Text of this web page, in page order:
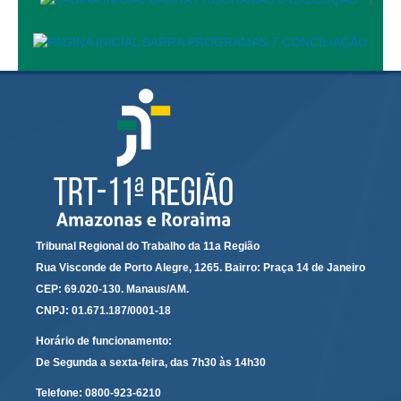
Centro de Inteligência
Assédio Eleitoral
Portal Transparência
Audiências e Sessões
Serviço de Informação ao Cidadão
Ouvidoria
Tecnologia da Informação e Comunicação
Gestão Orcamentária
Tribunal Regional do Trabalho da 11a Região
Rua Visconde de Porto Alegre, 1265. Bairro: Praça 14 de Janeiro
CEP: 69.020-130. Manaus/AM.
CNPJ: 01.671.187/0001-18
Horário de funcionamento:
De Segunda a sexta-feira, das 7h30 às 14h30
Telefone: 0800-923-6210